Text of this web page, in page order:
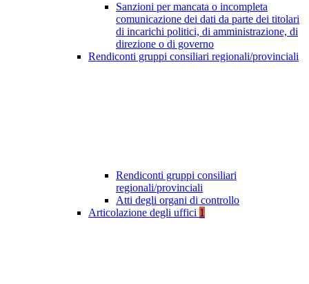
Sanzioni per mancata o incompleta
comunicazione dei dati da parte dei titolari
di incarichi politici, di amministrazione, di
direzione o di governo
Rendiconti gruppi consiliari regionali/provinciali
Rendiconti gruppi consiliari
regionali/provinciali
Atti degli organi di controllo
Articolazione degli uffici 1